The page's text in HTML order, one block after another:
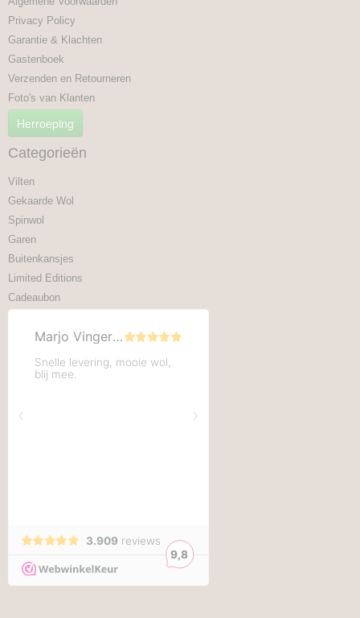
Privacy Policy
Garantie & Klachten
Gastenboek
Verzenden en Retourneren
Foto's van Klanten
Herroeping
Categorieën
Vilten
Gekaarde Wol
Spinwol
Garen
Buitenkansjes
Limited Editions
Cadeaubon